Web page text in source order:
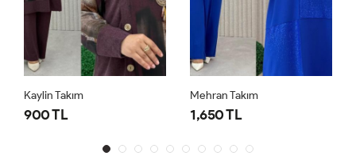
Kaylin Takım
900 TL
Mehran Takım
1,650 TL